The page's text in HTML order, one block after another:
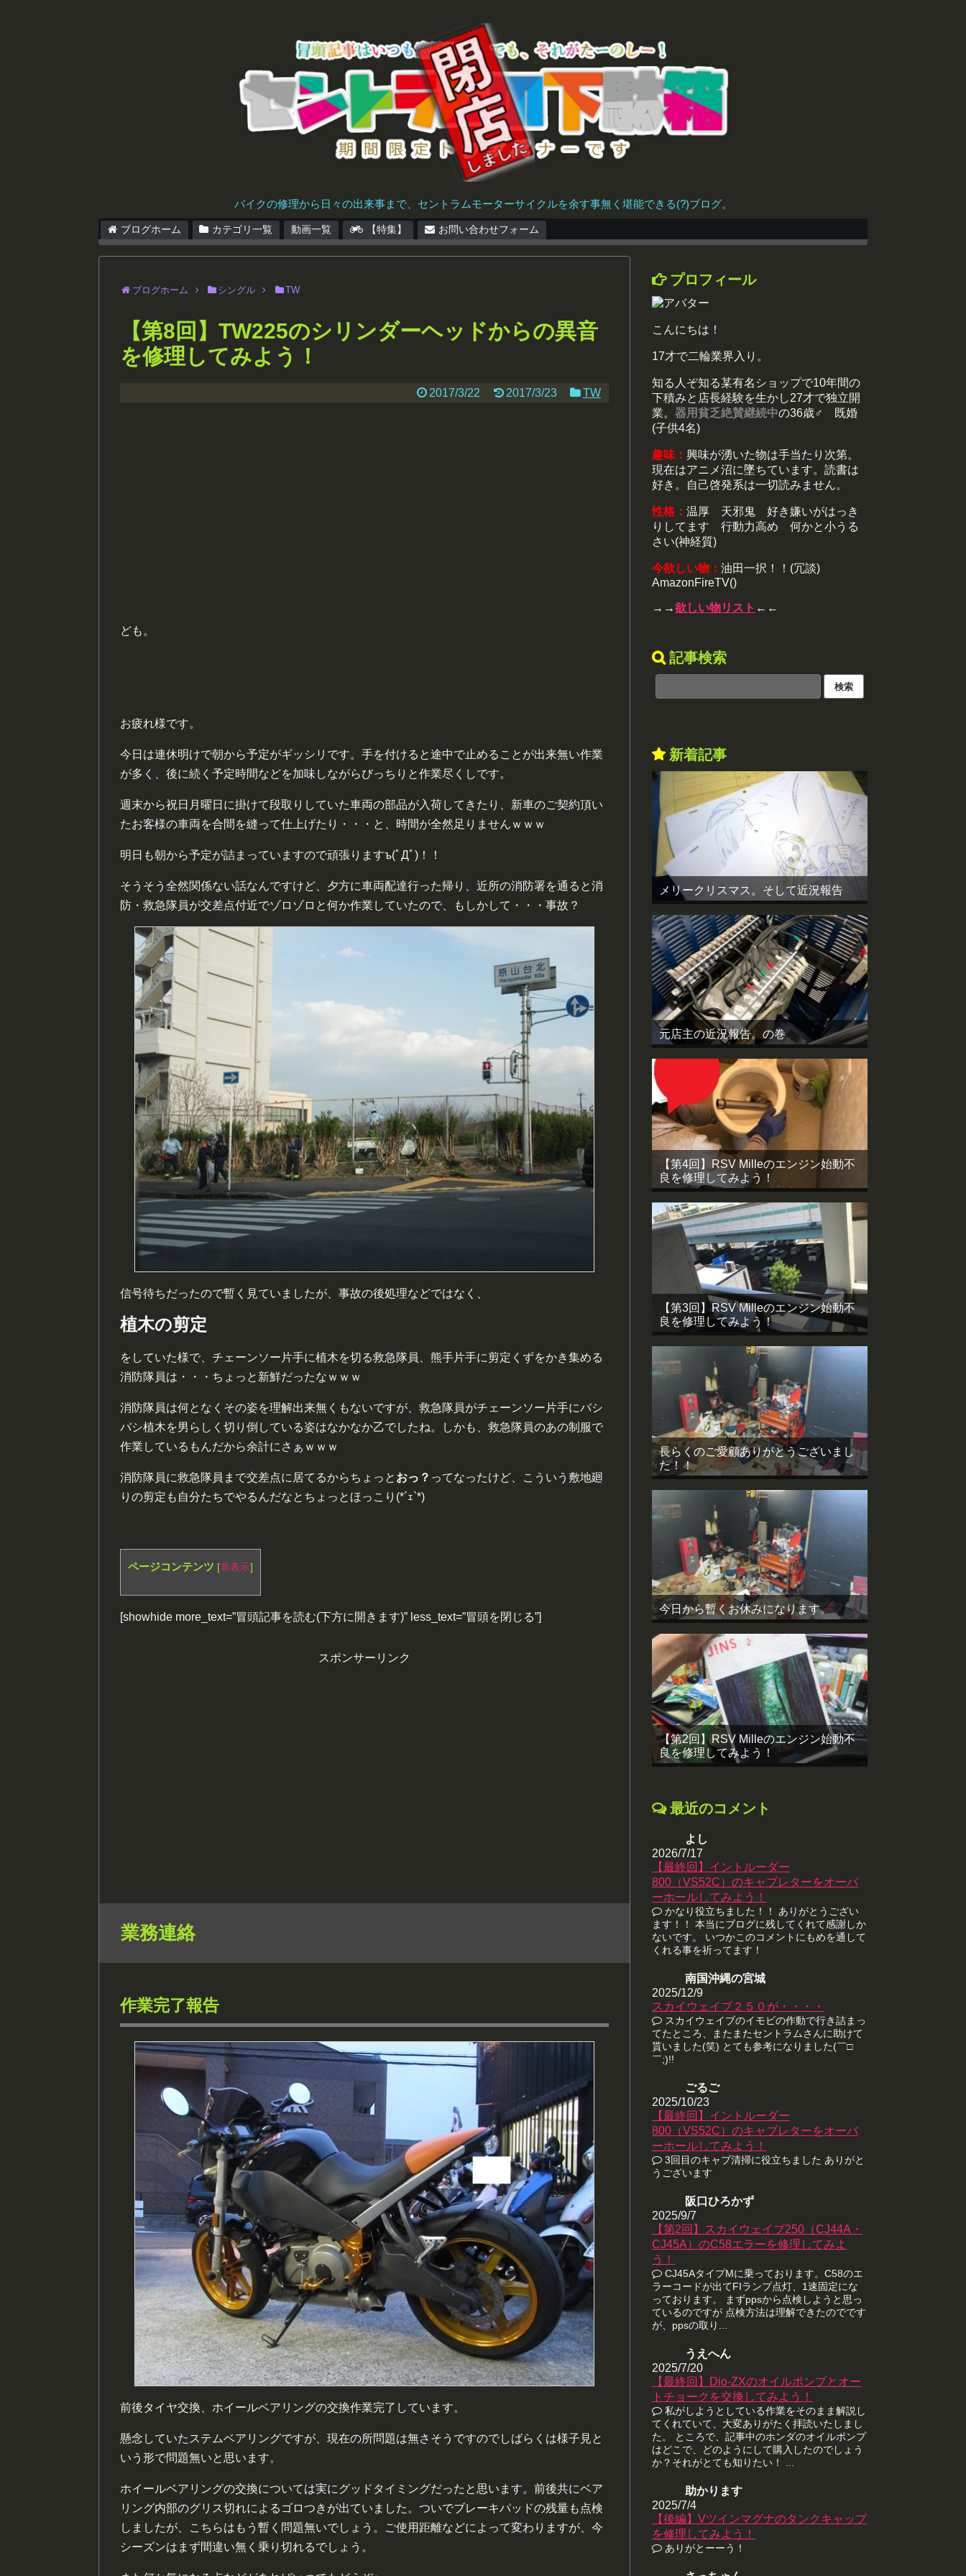
バイクの修理から日々の出来事まで、セントラムモーターサイクルを余す事無く堪能できる(?)ブログ。
ブログホーム カテゴリ一覧 動画一覧 【特集】 お問い合わせフォーム
ブログホーム シングル TW
【第8回】TW225のシリンダーヘッドからの異音
を修理してみよう！
2017/3/22 2017/3/23 TW
ども。
お疲れ様です。
今日は連休明けで朝から予定がギッシリです。手を付けると途中で止めることが出来無い作業
が多く、後に続く予定時間などを加味しながらびっちりと作業尽くしです。
週末から祝日月曜日に掛けて段取りしていた車両の部品が入荷してきたり、新車のご契約頂い
たお客様の車両を合間を縫って仕上げたり・・・と、時間が全然足りませんｗｗｗ
明日も朝から予定が詰まっていますので頑張りますъ(ﾟДﾟ)！！
そうそう全然関係ない話なんですけど、夕方に車両配達行った帰り、近所の消防署を通ると消
防・救急隊員が交差点付近でゾロゾロと何か作業していたので、もしかして・・・事故？
信号待ちだったので暫く見ていましたが、事故の後処理などではなく、
植木の剪定
をしていた様で、チェーンソー片手に植木を切る救急隊員、熊手片手に剪定くずをかき集める
消防隊員は・・・ちょっと新鮮だったなｗｗｗ
消防隊員は何となくその姿を理解出来無くもないですが、救急隊員がチェーンソー片手にバシ
バシ植木を男らしく切り倒している姿はなかなか乙でしたね。しかも、救急隊員のあの制服で
作業しているもんだから余計にさぁｗｗｗ
消防隊員に救急隊員まで交差点に居てるからちょっと おっ？ ってなったけど、こういう敷地廻
りの剪定も自分たちでやるんだなとちょっとほっこり(*´ｪ`*)
ページコンテンツ [非表示]
[showhide more_text=”冒頭記事を読む(下方に開きます)” less_text=”冒頭を閉じる”]
スポンサーリンク
業務連絡
作業完了報告
前後タイヤ交換、ホイールベアリングの交換作業完了しています。
懸念していたステムベアリングですが、現在の所問題は無さそうですのでしばらくは様子見と
いう形で問題無いと思います。
ホイールベアリングの交換については実にグッドタイミングだったと思います。前後共にベア
リング内部のグリス切れによるゴロつきが出ていました。ついでブレーキパッドの残量も点検
しましたが、こちらはもう暫く問題無いでしょう。ご使用距離などによって変わりますが、今
シーズンはまず間違い無く乗り切れるでしょう。
プロフィール
こんにちは！
17才で二輪業界入り。
知る人ぞ知る某有名ショップで10年間の
下積みと店長経験を生かし27才で独立開
業。 器用貧乏絶賛継続中の36歳♂ 既婚
(子供4名)
趣味： 興味が湧いた物は手当たり次第。
現在はアニメ沼に墜ちています。読書は
好き。自己啓発系は一切読みません。
性格： 温厚 天邪鬼 好き嫌いがはっき
りしてます 行動力高め 何かと小うる
さい(神経質)
今欲しい物： 油田一択！！(冗談)
AmazonFireTV()
→→欲しい物リスト ←←
記事検索
新着記事
メリークリスマス。そして近況報告
元店主の近況報告。の巻
【第4回】RSV Milleのエンジン始動不
良を修理してみよう！
【第3回】RSV Milleのエンジン始動不
良を修理してみよう！
長らくのご愛顧ありがとうございまし
た！！
今日から暫くお休みになります。
【第2回】RSV Milleのエンジン始動不
良を修理してみよう！
最近のコメント
よし
2026/7/17
【最終回】イントルーダー
800（VS52C）のキャブレターをオーバ
ーホールしてみよう！
かなり役立ちました！！ ありがとうござい
ます！！ 本当にブログに残してくれて感謝しか
ないです。 いつかこのコメントにもめを通して
くれる事を祈ってます！
南国沖縄の宮城
2025/12/9
スカイウェイブ２５０が・・・・
スカイウェイブのイモビの作動で行き詰まっ
てたところ、またまたセントラムさんに助けて
貰いました(笑) とても参考になりました(￣□
￣;)!!
ごるご
2025/10/23
【最終回】イントルーダー
800（VS52C）のキャブレターをオーバ
ーホールしてみよう！
3回目のキャブ清掃に役立ちました ありがと
うございます
阪口ひろかず
2025/9/7
【第2回】スカイウェイブ250（CJ44A・
CJ45A）のC58エラーを修理してみよ
う！
CJ45AタイプMに乗っております。C58のエ
ラーコードが出てFIランプ点灯、1速固定にな
っております。 まずppsから点検しようと思っ
ているのですが 点検方法は理解できたのでです
が、ppsの取り...
うえへん
2025/7/20
【最終回】Dio-ZXのオイルポンプとオー
トチョークを交換してみよう！
私がしようとしている作業をそのまま解説し
てくれていて、大変ありがたく拝読いたしまし
た。 ところで、記事中のホンダのオイルポンプ
はどこで、どのようにして購入したのでしょう
か？それがとても知りたい！ ...
助かります
2025/7/4
【後編】Vツインマグナのタンクキャップ
を修理してみよう！
ありがとーーう！